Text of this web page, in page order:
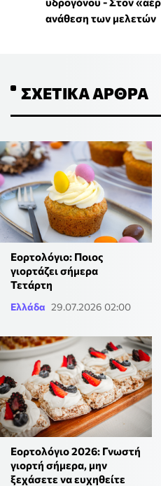
ανάθεση των μελετών
ΣΧΕΤΙΚΆ ΆΡΘΡΑ
Εορτολόγιο: Ποιος
γιορτάζει σήμερα
Τετάρτη
Ελλάδα 29.07.2026 02:00
Εορτολόγιο 2026: Γνωστή
γιορτή σήμερα, μην
ξεχάσετε να ευχηθείτε